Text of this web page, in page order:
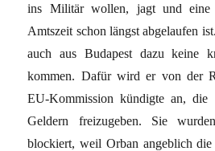
ins Militär wollen, jagt und eine
Amtszeit schon längst abgelaufen
auch aus Budapest dazu keine
kommen. Dafür wird er von der
EU-Kommission kündigte an,
Geldern freizugeben. Sie
blockiert, weil Orban angeblich